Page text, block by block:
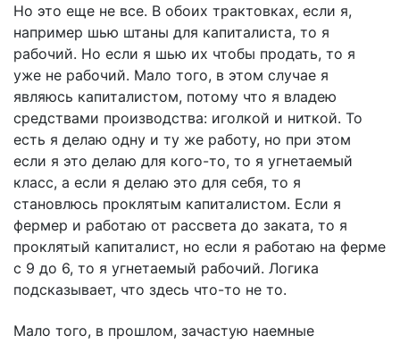
Но это еще не все. В обоих трактовках, если я,
например шью штаны для капиталиста, то я
рабочий. Но если я шью их чтобы продать, то я
уже не рабочий. Мало того, в этом случае я
являюсь капиталистом, потому что я владею
средствами производства: иголкой и ниткой. То
есть я делаю одну и ту же работу, но при этом
если я это делаю для кого-то, то я угнетаемый
класс, а если я делаю это для себя, то я
становлюсь проклятым капиталистом. Если я
фермер и работаю от рассвета до заката, то я
проклятый капиталист, но если я работаю на ферме
с 9 до 6, то я угнетаемый рабочий. Логика
подсказывает, что здесь что-то не то.
Мало того, в прошлом, зачастую наемные